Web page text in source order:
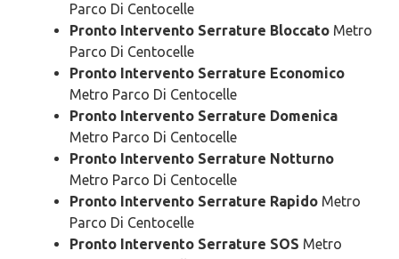
Parco Di Centocelle
Pronto Intervento Serrature Bloccato Metro
Parco Di Centocelle
Pronto Intervento Serrature Economico
Metro Parco Di Centocelle
Pronto Intervento Serrature Domenica
Metro Parco Di Centocelle
Pronto Intervento Serrature Notturno
Metro Parco Di Centocelle
Pronto Intervento Serrature Rapido Metro
Parco Di Centocelle
Pronto Intervento Serrature SOS Metro